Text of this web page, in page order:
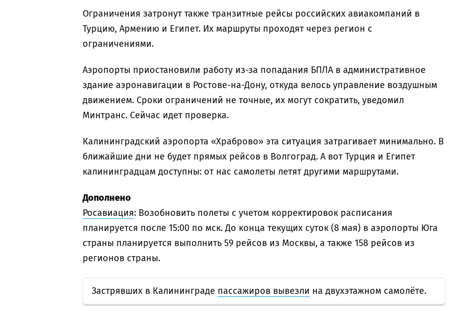
Ограничения затронут также транзитные рейсы российских авиакомпаний в
Турцию, Армению и Египет. Их маршруты проходят через регион с
ограничениями.
Аэропорты приостановили работу из-за попадания БПЛА в административное
здание аэронавигации в Ростове-на-Дону, откуда велось управление воздушным
движением. Сроки ограничений не точные, их могут сократить, уведомил
Минтранс. Сейчас идет проверка.
Калининградский аэропорта «Храброво» эта ситуация затрагивает минимально. В
ближайшие дни не будет прямых рейсов в Волгоград. А вот Турция и Египет
калининградцам доступны: от нас самолеты летят другими маршрутами.
Дополнено
Росавиация: Возобновить полеты с учетом корректировок расписания
планируется после 15:00 по мск. До конца текущих суток (8 мая) в аэропорты Юга
страны планируется выполнить 59 рейсов из Москвы, а также 158 рейсов из
регионов страны.
Застрявших в Калининграде пассажиров вывезли на двухэтажном самолёте.